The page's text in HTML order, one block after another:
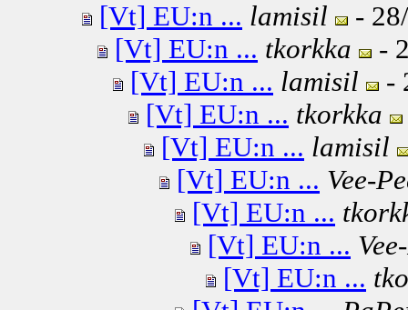
[Vt] EU:n ... lamisil
-
[Vt] EU:n ... tkorkka
-
[Vt] EU:n ... lamisil
-
[Vt] EU:n ... tkorkka
[Vt] EU:n ... lamisil
[Vt] EU:n ... Vee-
[Vt] EU:n ...
[Vt] EU:n ...
[Vt] EU:n ...